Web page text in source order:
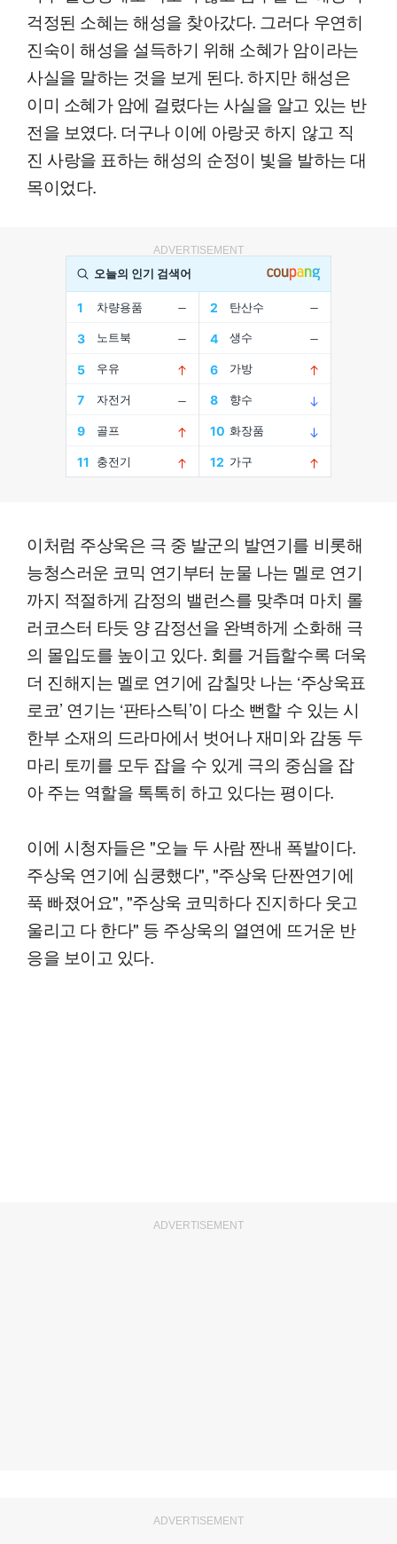
걱정된 소혜는 해성을 찾아갔다. 그러다 우연히
진숙이 해성을 설득하기 위해 소혜가 암이라는
사실을 말하는 것을 보게 된다. 하지만 해성은
이미 소혜가 암에 걸렸다는 사실을 알고 있는 반
전을 보였다. 더구나 이에 아랑곳 하지 않고 직
진 사랑을 표하는 해성의 순정이 빛을 발하는 대
목이었다.
ADVERTISEMENT
이처럼 주상욱은 극 중 발군의 발연기를 비롯해
능청스러운 코믹 연기부터 눈물 나는 멜로 연기
까지 적절하게 감정의 밸런스를 맞추며 마치 롤
러코스터 타듯 양 감정선을 완벽하게 소화해 극
의 몰입도를 높이고 있다. 회를 거듭할수록 더욱
더 진해지는 멜로 연기에 감칠맛 나는 ‘주상욱표
로코’ 연기는 ‘판타스틱’이 다소 뻔할 수 있는 시
한부 소재의 드라마에서 벗어나 재미와 감동 두
마리 토끼를 모두 잡을 수 있게 극의 중심을 잡
아 주는 역할을 톡톡히 하고 있다는 평이다.
이에 시청자들은 "오늘 두 사람 짠내 폭발이다.
주상욱 연기에 심쿵했다", "주상욱 단짠연기에
푹 빠졌어요", "주상욱 코믹하다 진지하다 웃고
울리고 다 한다" 등 주상욱의 열연에 뜨거운 반
응을 보이고 있다.
ADVERTISEMENT
ADVERTISEMENT